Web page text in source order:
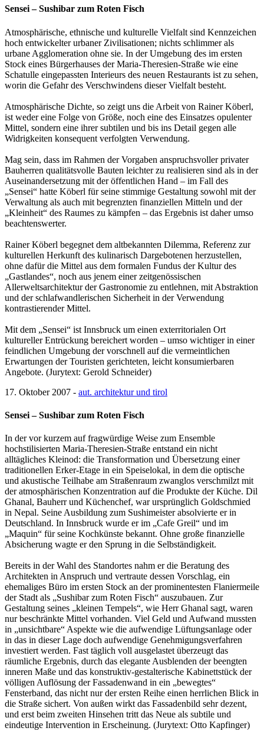
Sensei – Sushibar zum Roten Fisch
Atmosphärische, ethnische und kulturelle Vielfalt sind Kennzeichen
hoch entwickelter urbaner Zivilisationen; nichts schlimmer als
urbane Agglomeration ohne sie. In der Umgebung des im ersten
Stock eines Bürgerhauses der Maria-Theresien-Straße wie eine
Schatulle eingepassten Interieurs des neuen Restaurants ist zu sehen,
worin die Gefahr des Verschwindens dieser Vielfalt besteht.
Atmosphärische Dichte, so zeigt uns die Arbeit von Rainer Köberl,
ist weder eine Folge von Größe, noch eine des Einsatzes opulenter
Mittel, sondern eine ihrer subtilen und bis ins Detail gegen alle
Widrigkeiten konsequent verfolgten Verwendung.
Mag sein, dass im Rahmen der Vorgaben anspruchsvoller privater
Bauherren qualitätsvolle Bauten leichter zu realisieren sind als in der
Auseinandersetzung mit der öffentlichen Hand – im Fall des
„Sensei“ hatte Köberl für seine stimmige Gestaltung sowohl mit der
Verwaltung als auch mit begrenzten finanziellen Mitteln und der
„Kleinheit“ des Raumes zu kämpfen – das Ergebnis ist daher umso
beachtenswerter.
Rainer Köberl begegnet dem altbekannten Dilemma, Referenz zur
kulturellen Herkunft des kulinarisch Dargebotenen herzustellen,
ohne dafür die Mittel aus dem formalen Fundus der Kultur des
„Gastlandes“, noch aus jenem einer zeitgenössischen
Allerweltsarchitektur der Gastronomie zu entlehnen, mit Abstraktion
und der schlafwandlerischen Sicherheit in der Verwendung
kontrastierender Mittel.
Mit dem „Sensei“ ist Innsbruck um einen exterritorialen Ort
kultureller Entrückung bereichert worden – umso wichtiger in einer
feindlichen Umgebung der vorschnell auf die vermeintlichen
Erwartungen der Touristen gerichteten, leicht konsumierbaren
Angebote. (Jurytext: Gerold Schneider)
17. Oktober 2007 - aut. architektur und tirol
Sensei – Sushibar zum Roten Fisch
In der vor kurzem auf fragwürdige Weise zum Ensemble
hochstilisierten Maria-Theresien-Straße entstand ein nicht
alltägliches Kleinod: die Transformation und Übersetzung einer
traditionellen Erker-Etage in ein Speiselokal, in dem die optische
und akustische Teilhabe am Straßenraum zwanglos verschmilzt mit
der atmosphärischen Konzentration auf die Produkte der Küche. Dil
Ghanal, Bauherr und Küchenchef, war ursprünglich Goldschmied
in Nepal. Seine Ausbildung zum Sushimeister absolvierte er in
Deutschland. In Innsbruck wurde er im „Cafe Greil“ und im
„Maquin“ für seine Kochkünste bekannt. Ohne große finanzielle
Absicherung wagte er den Sprung in die Selbständigkeit.
Bereits in der Wahl des Standortes nahm er die Beratung des
Architekten in Anspruch und vertraute dessen Vorschlag, ein
ehemaliges Büro im ersten Stock an der prominentesten Flaniermeile
der Stadt als „Sushibar zum Roten Fisch“ auszubauen. Zur
Gestaltung seines „kleinen Tempels“, wie Herr Ghanal sagt, waren
nur beschränkte Mittel vorhanden. Viel Geld und Aufwand mussten
in „unsichtbare“ Aspekte wie die aufwendige Lüftungsanlage oder
in das in dieser Lage doch aufwendige Genehmigungsverfahren
investiert werden. Fast täglich voll ausgelastet überzeugt das
räumliche Ergebnis, durch das elegante Ausblenden der beengten
inneren Maße und das konstruktiv-gestalterische Kabinettstück der
völligen Auflösung der Fassadenwand in ein „bewegtes“
Fensterband, das nicht nur der ersten Reihe einen herrlichen Blick in
die Straße sichert. Von außen wirkt das Fassadenbild sehr dezent,
und erst beim zweiten Hinsehen tritt das Neue als subtile und
eindeutige Intervention in Erscheinung. (Jurytext: Otto Kapfinger)